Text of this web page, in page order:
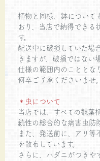
植物と同様、鉢について
おり、当店で納得できる
す。
配送中に破損していた場
きますが、破損ではない
仕様の範囲内のこととな
何卒ご了承くださいませ。
＊虫について
当店では、すべての観葉
続性の総合的な病害虫防
また、発送前に、アリ
を散布しています。
さらに、ハダニがつき